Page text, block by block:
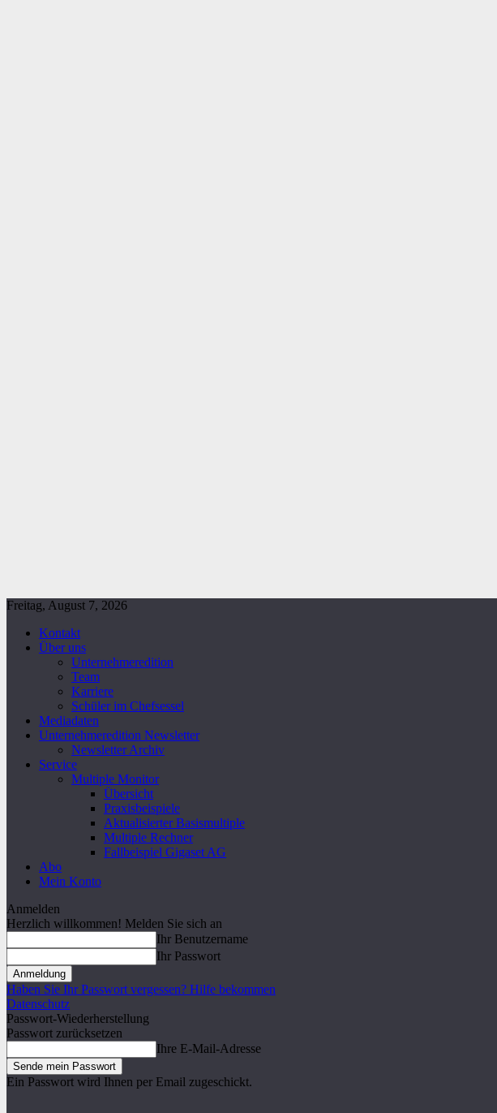
Freitag, August 7, 2026
Kontakt
Über uns
Unternehmeredition
Team
Karriere
Schüler im Chefsessel
Mediadaten
Unternehmeredition Newsletter
Newsletter Archiv
Service
Multiple Monitor
Übersicht
Praxisbeispiele
Aktualisierter Basismultiple
Multiple Rechner
Fallbeispiel Gigaset AG
Abo
Mein Konto
Anmelden
Herzlich willkommen! Melden Sie sich an
Ihr Benutzername
Ihr Passwort
Haben Sie Ihr Passwort vergessen? Hilfe bekommen
Datenschutz
Passwort-Wiederherstellung
Passwort zurücksetzen
Ihre E-Mail-Adresse
Ein Passwort wird Ihnen per Email zugeschickt.